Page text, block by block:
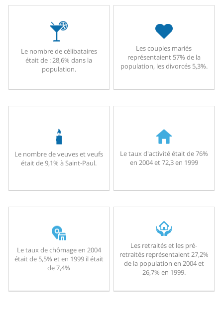
Le nombre de célibataires
était de : 28,6% dans la
population.
Les couples mariés
représentaient 57% de la
population, les divorcés 5,3%.
Le nombre de veuves et veufs
était de 9,1% à Saint-Paul.
Le taux d'activité était de 76%
en 2004 et 72,3 en 1999
Le taux de chômage en 2004
était de 5,5% et en 1999 il était
de 7,4%
Les retraités et les pré-
retraités représentaient 27,2%
de la population en 2004 et
26,7% en 1999.